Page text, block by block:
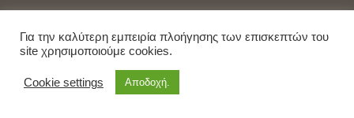
Για την καλύτερη εμπειρία πλοήγησης των επισκεπτών του
site χρησιμοποιούμε cookies.
Cookie settings Αποδοχή.